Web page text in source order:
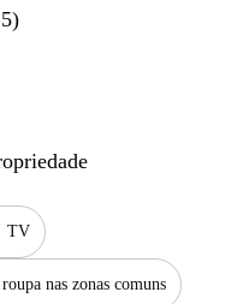
TV
nas zonas comuns